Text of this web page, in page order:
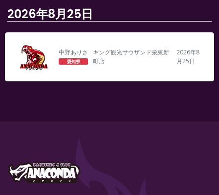
2026年8月25日
中野ありさ
愛知県
キング観光サウザンド栄東新
町店
2026年8
月25日